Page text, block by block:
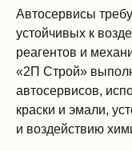
Автосервисы
устойчивых к
реагентов и
«2П Строй»
автосервисов,
краски и эмали,
и воздействию